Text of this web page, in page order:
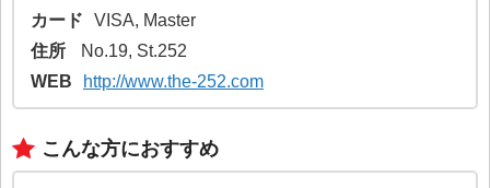
カード
VISA, Master
住所
No.19, St.252
WEB
http://www.the-252.com
こんな方におすすめ